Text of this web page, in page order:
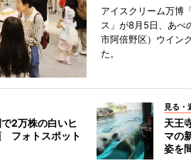
アイスクリーム万博
ス」が8月5日、あべ
市阿倍野区）ウイン
た。
2万株の白いヒ
フォトスポット
見る・
天王
マの
姿を